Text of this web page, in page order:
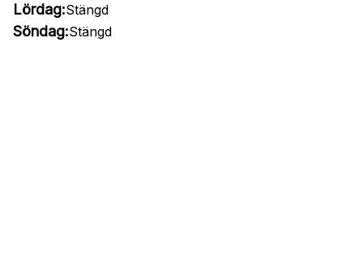
Lördag:Stängd
Söndag:Stängd